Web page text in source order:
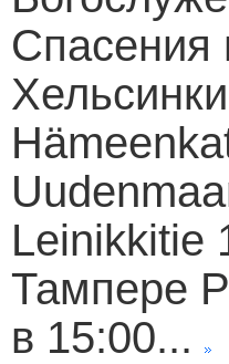
Спасения
Leinikkitie
Тампере
в 15:00...